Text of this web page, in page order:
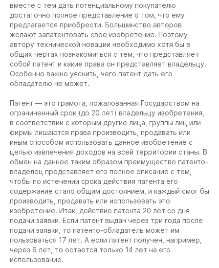
вместе с тем дать потенциальному покупателю
достаточно полное представление о том, что ему
предлагается приобрести. Большинство авторов
желают запатентовать свое изобретение. Поэтому
автору технической новации необходимо хотя бы в
общих чертах познакомиться с тем, что представляет
собой патент и какие права он представляет владельцу.
Особенно важно уяснить, чего патент дать его
обладателю не может.
Патент — это грамота, пожалованная Государством на
ограниченный срок (до 20 лет) владельцу изобретения,
в соответствии с которым другие лица, группы лиц или
фирмы лишаются права производить, продавать или
иным способом использовать данное изобретение с
целью извлечения доходов на всей территории станы. В
обмен на данное таким образом преимущество патенто-
владелец представляет его полное описание с тем,
чтобы по истечении срока действия патента его
содержание стало общим достоянием, и каждый смог бы
производить, продавать или использовать это
изобретение. Итак, действие патента 20 лет со дня
подачи заявки. Если патент выдан через три года после
подачи заявки, то патенто-обладатель может им
пользоваться 17 лет. А если патент получен, например,
через 6 лет, то остается только 14 лет на его
использование.